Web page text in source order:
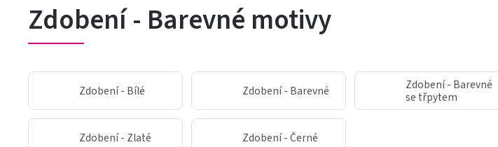
Zdobení - Barevné motivy
Zdobení - Bílé Zdobení - Barevné
Zdobení - Barevné
se třpytem
Zdobení - Zlaté Zdobení - Černé